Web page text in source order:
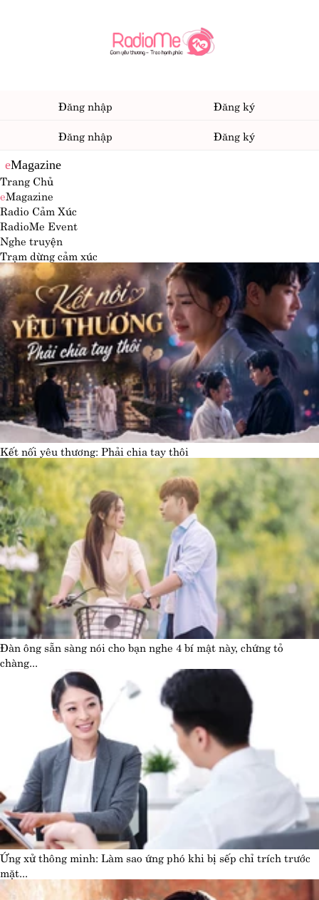
Đăng nhập
Đăng ký
Đăng nhập
Đăng ký
eMagazine
Trang Chủ
eMagazine
Radio Cảm Xúc
RadioMe Event
Nghe truyện
Trạm dừng cảm xúc
Kết nối yêu thương: Phải chia tay thôi
Đàn ông sẵn sàng nói cho bạn nghe 4 bí mật này, chứng tỏ
chàng...
Ứng xử thông minh: Làm sao ứng phó khi bị sếp chỉ trích trước
mặt...